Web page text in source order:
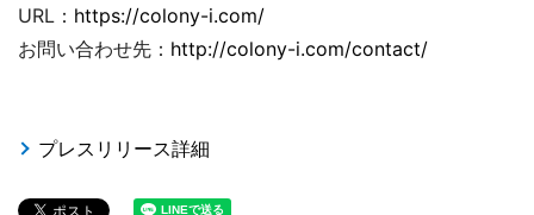
URL： https://colony-i.com/
お問い合わせ先： http://colony-i.com/contact/
プレスリリース詳細